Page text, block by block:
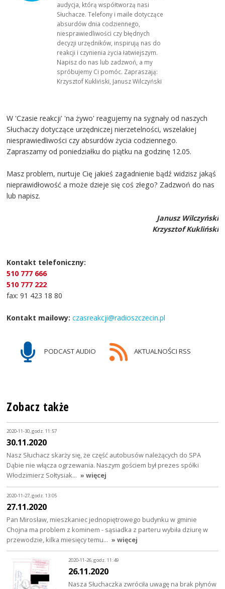
audycja, którą współtworzą nasi
Słuchacze. Telefony i maile dotyczące
absurdów dnia codziennego,
niesprawiedliwości czy błędnych
decyzji urzędników, inspirują nas do
reakcji i czynienia życia łatwiejszym.
Napisz do nas lub zadzwoń, a my
spróbujemy Ci pomóc. Zapraszają:
Krzysztof Kukliński, Janusz Wilczyński
W 'Czasie reakcji' 'na żywo' reagujemy na sygnały od naszych
Słuchaczy dotyczące urzędniczej nierzetelności, wszelakiej
niesprawiedliwości czy absurdów życia codziennego.
Zapraszamy od poniedziałku do piątku na godzinę 12.05.
Masz problem, nurtuje Cię jakieś zagadnienie bądź widzisz jakąś
nieprawidłowość a może dzieje się coś złego? Zadzwoń do nas
lub napisz.
Janusz Wilczyński
Krzysztof Kukliński
Kontakt telefoniczny:
510 777 666
510 777 222
fax: 91 423 18 80
Kontakt mailowy: czasreakcji@radioszczecin.pl
PODCAST AUDIO AKTUALNOŚCI RSS
Zobacz także
2020-11-30, godz. 11:57
30.11.2020
Nasz Słuchacz skarży się, że część autobusów należących do SPA
Dąbie nie włącza ogrzewania. Naszym gościem był prezes spółki
Włodzimierz Sołtysiak… » więcej
2020-11-27, godz. 13:05
27.11.2020
Pan Mirosław, mieszkaniec jednopiętrowego budynku w gminie
Chojna ma problem z kominem - sąsiadka z parteru wybiła dziurę w
przewodzie, kilka miesięcy temu… » więcej
2020-11-26, godz. 11:49
26.11.2020
Nasza Słuchaczka zwróciła uwagę na brak płynów